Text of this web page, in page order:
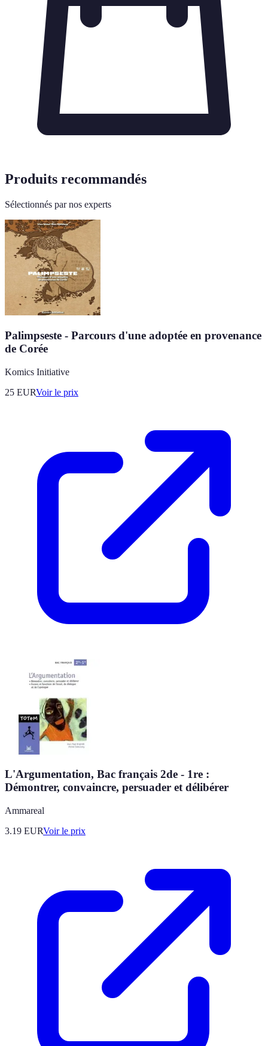
Produits recommandés
Sélectionnés par nos experts
Palimpseste - Parcours d'une adoptée en provenance
de Corée
Komics Initiative
25 EURVoir le prix
L'Argumentation, Bac français 2de - 1re :
Démontrer, convaincre, persuader et délibérer
Ammareal
3.19 EURVoir le prix